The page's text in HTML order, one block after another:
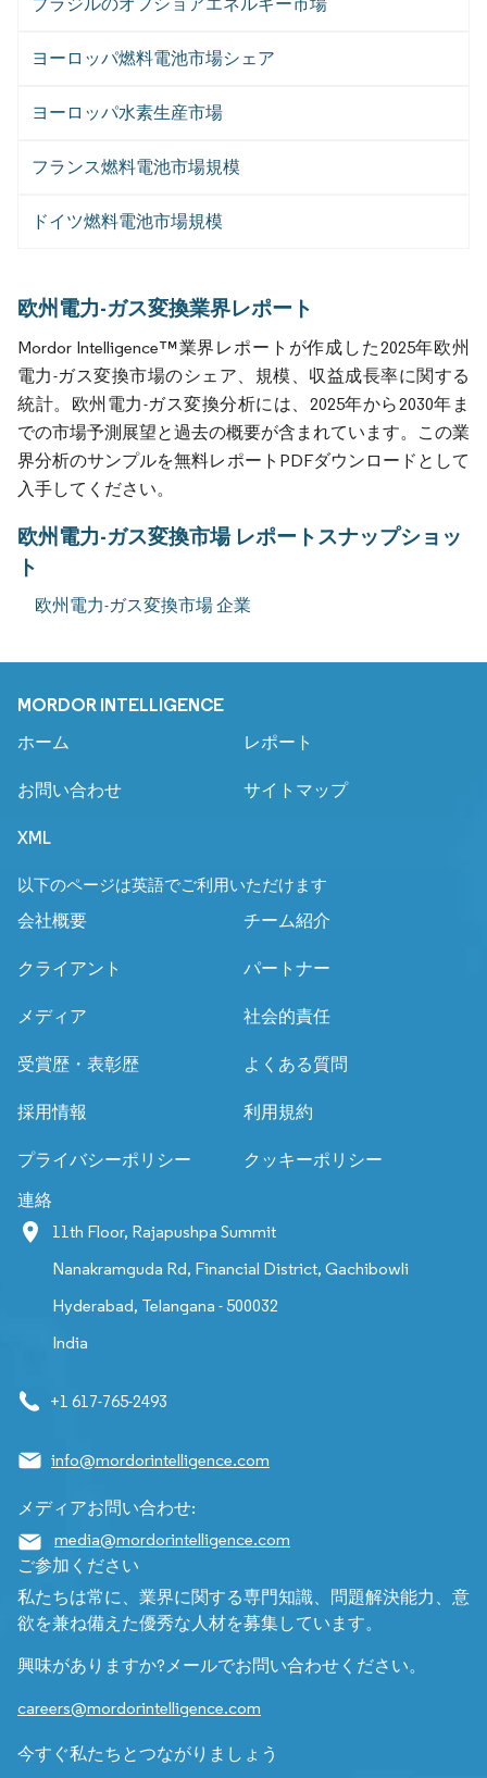
ヨーロッパ燃料電池市場シェア
ヨーロッパ水素生産市場
フランス燃料電池市場規模
ドイツ燃料電池市場規模
欧州電力-ガス変換業界レポート
Mordor Intelligence™業界レポートが作成した2025年欧州
電力-ガス変換市場のシェア、規模、収益成長率に関する
統計。欧州電力-ガス変換分析には、2025年から2030年ま
での市場予測展望と過去の概要が含まれています。この業
界分析のサンプルを無料レポートPDFダウンロードとして
入手してください。
欧州電力-ガス変換市場 レポートスナップショッ
ト
欧州電力-ガス変換市場 企業
MORDOR INTELLIGENCE
ホーム レポート
お問い合わせ サイトマップ
XML
以下のページは英語でご利用いただけます
会社概要
チーム紹介
クライアント パートナー
メディア 社会的責任
受賞歴・表彰歴 よくある質問
採用情報 利用規約
プライバシーポリシー クッキーポリシー
連絡
11th Floor, Rajapushpa Summit
Nanakramguda Rd, Financial District, Gachibowli
Hyderabad, Telangana - 500032
India
+1 617-765-2493
info@mordorintelligence.com
メディアお問い合わせ:
media@mordorintelligence.com
ご参加ください
私たちは常に、業界に関する専門知識、問題解決能力、意
欲を兼ね備えた優秀な人材を募集しています。
興味がありますか?メールでお問い合わせください。
careers@mordorintelligence.com
今すぐ私たちとつながりましょう